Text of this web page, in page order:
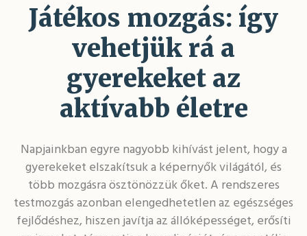
Játékos mozgás: így
vehetjük rá a
gyerekeket az
aktívabb életre
Napjainkban egyre nagyobb kihívást jelent, hogy a
gyerekeket elszakítsuk a képernyők világától, és
több mozgásra ösztönözzük őket. A rendszeres
testmozgás azonban elengedhetetlen az egészséges
fejlődéshez, hiszen javítja az állóképességet, erősíti